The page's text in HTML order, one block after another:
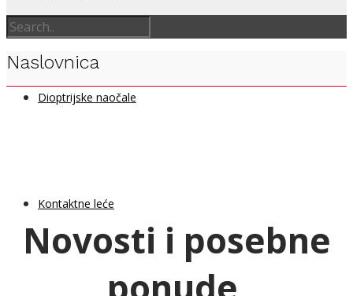
Dioptrijske naočale
Kontaktne leće
Naslovnica
Novosti i posebne